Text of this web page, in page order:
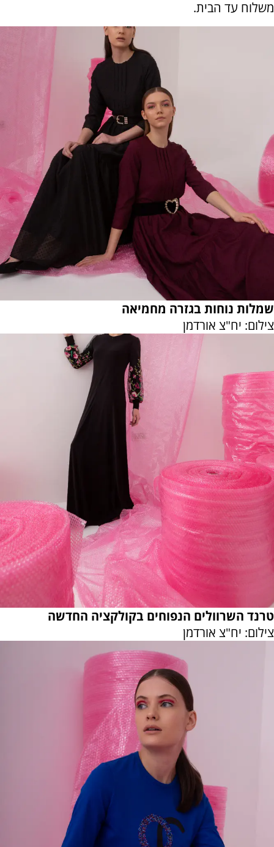
משלוח עד הבית.
שמלות נוחות בגזרה מחמיאה
צילום: יח"צ אורדמן
טרנד השרוולים הנפוחים בקולקציה החדשה
צילום: יח"צ אורדמן